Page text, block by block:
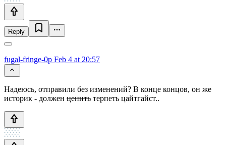
Reply
fugal-fringe-0p Feb 4 at 20:57
Надеюсь, отправили без изменений? В конце концов, он же
историк - должен ценить терпеть цайтгайст..